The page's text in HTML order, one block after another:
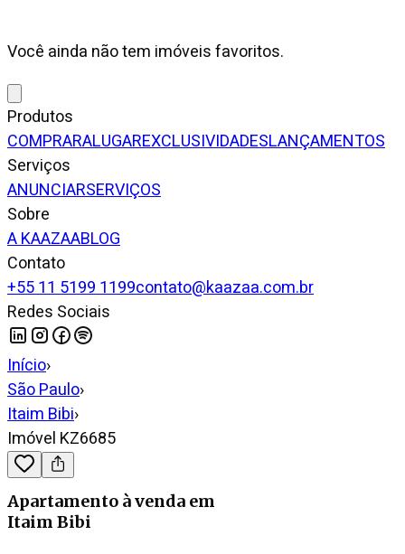
Você ainda não tem imóveis favoritos.
Produtos
COMPRARALUGAREXCLUSIVIDADESLANÇAMENTOS
Serviços
ANUNCIARSERVIÇOS
Sobre
A KAAZAABLOG
Contato
+55 11 5199 1199contato@kaazaa.com.br
Redes Sociais
Início›
São Paulo›
Itaim Bibi›
Imóvel KZ6685
Apartamento à venda em
Itaim Bibi